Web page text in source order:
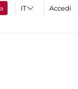
Accedi